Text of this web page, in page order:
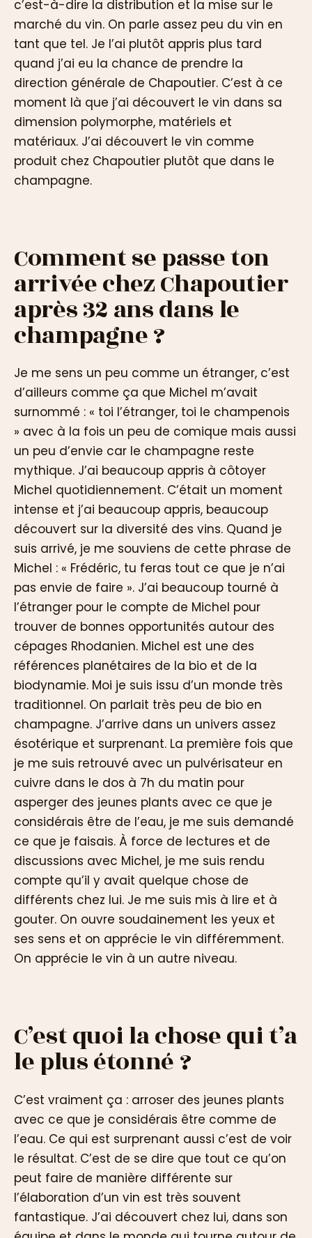
c’est-à-dire la distribution et la mise sur le
marché du vin. On parle assez peu du vin en
tant que tel. Je l’ai plutôt appris plus tard
quand j’ai eu la chance de prendre la
direction générale de Chapoutier. C’est à ce
moment là que j’ai découvert le vin dans sa
dimension polymorphe, matériels et
matériaux. J’ai découvert le vin comme
produit chez Chapoutier plutôt que dans le
champagne.
Comment se passe ton
arrivée chez Chapoutier
après 32 ans dans le
champagne ?
Je me sens un peu comme un étranger, c’est
d’ailleurs comme ça que Michel m’avait
surnommé : « toi l’étranger, toi le champenois
» avec à la fois un peu de comique mais aussi
un peu d’envie car le champagne reste
mythique. J’ai beaucoup appris à côtoyer
Michel quotidiennement. C’était un moment
intense et j’ai beaucoup appris, beaucoup
découvert sur la diversité des vins. Quand je
suis arrivé, je me souviens de cette phrase de
Michel : « Frédéric, tu feras tout ce que je n’ai
pas envie de faire ». J’ai beaucoup tourné à
l’étranger pour le compte de Michel pour
trouver de bonnes opportunités autour des
cépages Rhodanien. Michel est une des
références planétaires de la bio et de la
biodynamie. Moi je suis issu d’un monde très
traditionnel. On parlait très peu de bio en
champagne. J’arrive dans un univers assez
ésotérique et surprenant. La première fois que
je me suis retrouvé avec un pulvérisateur en
cuivre dans le dos à 7h du matin pour
asperger des jeunes plants avec ce que je
considérais être de l’eau, je me suis demandé
ce que je faisais. À force de lectures et de
discussions avec Michel, je me suis rendu
compte qu’il y avait quelque chose de
différents chez lui. Je me suis mis à lire et à
gouter. On ouvre soudainement les yeux et
ses sens et on apprécie le vin différemment.
On apprécie le vin à un autre niveau.
C’est quoi la chose qui t’a
le plus étonné ?
C’est vraiment ça : arroser des jeunes plants
avec ce que je considérais être comme de
l’eau. Ce qui est surprenant aussi c’est de voir
le résultat. C’est de se dire que tout ce qu’on
peut faire de manière différente sur
l’élaboration d’un vin est très souvent
fantastique. J’ai découvert chez lui, dans son